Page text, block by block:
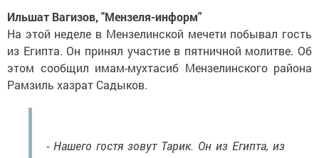
Ильшат Вагизов, "Мензеля-информ"
На этой неделе в Мензелинской мечети побывал гость
из Египта. Он принял участие в пятничной молитве. Об
этом сообщил имам-мухтасиб Мензелинского района
Рамзиль хазрат Садыков.
- Нашего гостя зовут Тарик. Он из Египта, из